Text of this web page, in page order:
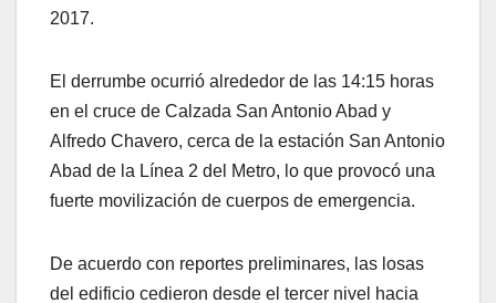
2017.
El derrumbe ocurrió alrededor de las 14:15 horas
en el cruce de Calzada San Antonio Abad y
Alfredo Chavero, cerca de la estación San Antonio
Abad de la Línea 2 del Metro, lo que provocó una
fuerte movilización de cuerpos de emergencia.
De acuerdo con reportes preliminares, las losas
del edificio cedieron desde el tercer nivel hacia